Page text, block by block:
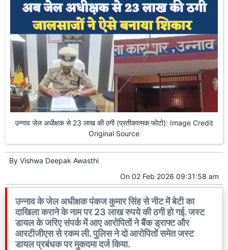
उन्नाव जेल अधीक्षक से 23 लाख की ठगी (प्रतीकात्मक फोटो): Image Credit
Original Source
By Vishwa Deepak Awasthi
On 02 Feb 2026 09:31:58 am
उन्नाव के जेल अधीक्षक पंकज कुमार सिंह से नीट में बेटी का
दाखिला कराने के नाम पर 23 लाख रुपये की ठगी हो गई. जस्ट
डायल के जरिए संपर्क में आए आरोपितों ने बैंक ड्राफ्ट और
आरटीजीएस से रकम ली. पुलिस ने दो आरोपितों समेत जस्ट
डायल प्रबंधक पर मुकदमा दर्ज किया.